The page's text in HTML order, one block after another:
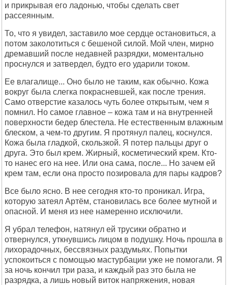
и прикрывая его ладонью, чтобы сделать свет
рассеянным.
То, что я увидел, заставило мое сердце остановиться, а
потом заколотиться с бешеной силой. Мой член, мирно
дремавший после недавней разрядки, моментально
проснулся и затвердел, будто его ударили током.
Ее влагалище... Оно было не таким, как обычно. Кожа
вокруг была слегка покрасневшей, как после трения.
Само отверстие казалось чуть более открытым, чем я
помнил. Но самое главное – кожа там и на внутренней
поверхности бедер блестела. Не естественным влажным
блеском, а чем-то другим. Я протянул палец, коснулся.
Кожа была гладкой, скользкой. Я потер пальцы друг о
друга. Это был крем. Жирный, косметический крем. Кто-
то нанес его на нее. Или она сама, после... Но зачем ей
крем там, если она просто позировала для пары кадров?
Все было ясно. В нее сегодня кто-то проникал. Игра,
которую затеял Артём, становилась все более мутной и
опасной. И меня из нее намеренно исключили.
Я убрал телефон, натянул ей трусики обратно и
отвернулся, уткнувшись лицом в подушку. Ночь прошла в
лихорадочных, бессвязных раздумьях. Попытки
успокоиться с помощью мастурбации уже не помогали. Я
за ночь кончил три раза, и каждый раз это была не
разрядка, а лишь новый виток напряжения, новая